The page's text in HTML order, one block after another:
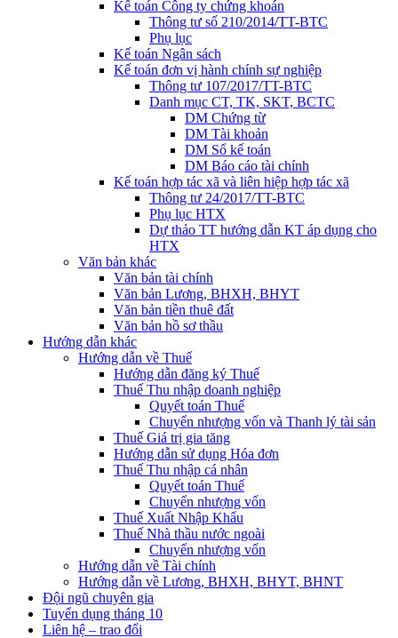
Kế toán Công ty chứng khoán
Thông tư số 210/2014/TT-BTC
Phụ lục
Kế toán Ngân sách
Kế toán đơn vị hành chính sự nghiệp
Thông tư 107/2017/TT-BTC
Danh mục CT, TK, SKT, BCTC
DM Chứng từ
DM Tài khoản
DM Sổ kế toán
DM Báo cáo tài chính
Kế toán hợp tác xã và liên hiệp hợp tác xã
Thông tư 24/2017/TT-BTC
Phụ lục HTX
Dự thảo TT hướng dẫn KT áp dụng cho
HTX
Văn bản khác
Văn bản tài chính
Văn bản Lương, BHXH, BHYT
Văn bản tiền thuê đất
Văn bản hồ sơ thầu
Hướng dẫn khác
Hướng dẫn về Thuế
Hướng dẫn đăng ký Thuế
Thuế Thu nhập doanh nghiệp
Quyết toán Thuế
Chuyển nhượng vốn và Thanh lý tài sản
Thuế Giá trị gia tăng
Hướng dẫn sử dụng Hóa đơn
Thuế Thu nhập cá nhân
Quyết toán Thuế
Chuyển nhượng vốn
Thuế Xuất Nhập Khẩu
Thuế Nhà thầu nước ngoài
Chuyển nhượng vốn
Hướng dẫn về Tài chính
Hướng dẫn về Lương, BHXH, BHYT, BHNT
Đội ngũ chuyên gia
Tuyển dụng tháng 10
Liên hệ – trao đổi